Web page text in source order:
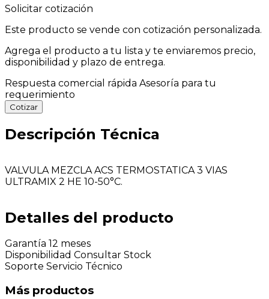
Solicitar cotización
Este producto se vende con cotización personalizada.
Agrega el producto a tu lista y te enviaremos precio,
disponibilidad y plazo de entrega.
Respuesta comercial rápida Asesoría para tu
requerimiento
Cotizar
Descripción Técnica
VALVULA MEZCLA ACS TERMOSTATICA 3 VIAS
ULTRAMIX 2 HE 10-50°C.
Detalles del producto
Garantía 12 meses
Disponibilidad Consultar Stock
Soporte Servicio Técnico
Más productos